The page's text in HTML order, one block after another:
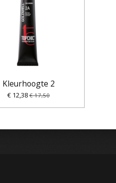
Kleurhoogte 2
€ 12,38 € 17,50